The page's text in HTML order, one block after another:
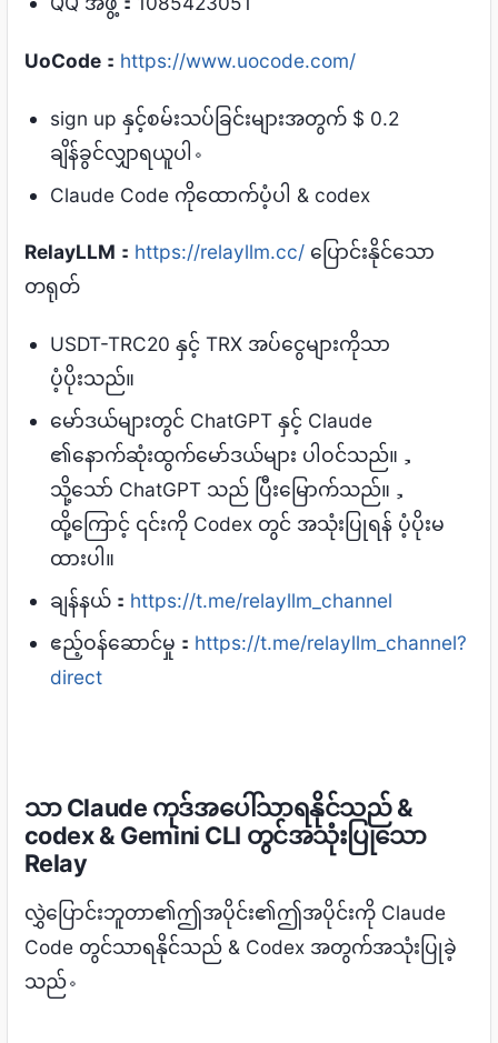
UoCode： https://www.uocode.com/
sign up နှင့်စမ်းသပ်ခြင်းများအတွက် $ 0.2
ချိန်ခွင်လျှာရယူပါ。
Claude Code ကိုထောက်ပံ့ပါ & codex
RelayLLM ： https://relayllm.cc/ပြောင်းနိုင်သော
တရုတ်
USDT-TRC20 နှင့် TRX အပ်ငွေများကိုသာ
ပံ့ပိုးသည်။
မော်ဒယ်များတွင် ChatGPT နှင့် Claude
၏နောက်ဆုံးထွက်မော်ဒယ်များ ပါဝင်သည်။，
သို့သော် ChatGPT သည် ပြီးမြောက်သည်။，
ထို့ကြောင့် ၎င်းကို Codex တွင် အသုံးပြုရန် ပံ့ပိုးမ
ထားပါ။
ချန်နယ်： https://t.me/relayllm_channel
ဧည့်ဝန်ဆောင်မှု： https://t.me/relayllm_channel?
direct
သာ Claude ကုဒ်အပေါ်သာရနိုင်သည် &
codex & Gemini CLI တွင်အသုံးပြုသော
Relay
လွှဲပြောင်းဘူတာ၏ဤအပိုင်း၏ဤအပိုင်းကို Claude
Code တွင်သာရနိုင်သည် & Codex အတွက်အသုံးပြုခဲ့
သည်。